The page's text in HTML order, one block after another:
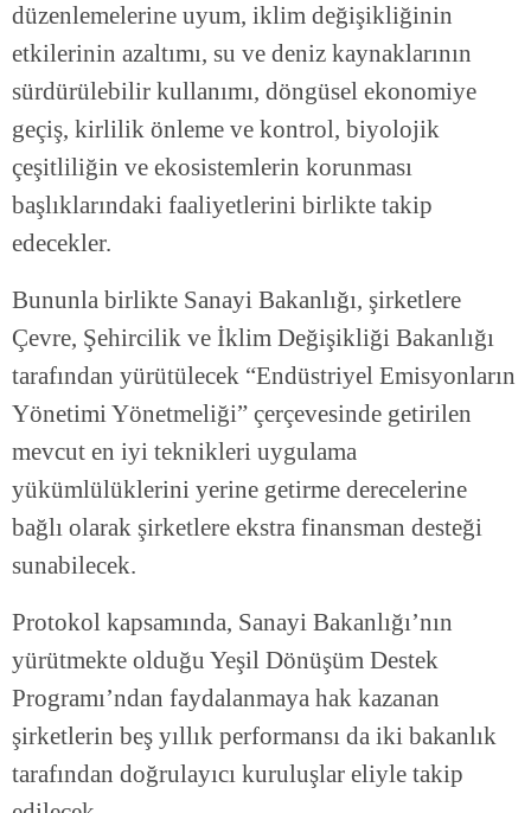
düzenlemelerine uyum, iklim değişikliğinin
etkilerinin azaltımı, su ve deniz kaynaklarının
sürdürülebilir kullanımı, döngüsel ekonomiye
geçiş, kirlilik önleme ve kontrol, biyolojik
çeşitliliğin ve ekosistemlerin korunması
başlıklarındaki faaliyetlerini birlikte takip
edecekler.
Bununla birlikte Sanayi Bakanlığı, şirketlere
Çevre, Şehircilik ve İklim Değişikliği Bakanlığı
tarafından yürütülecek “Endüstriyel Emisyonların
Yönetimi Yönetmeliği” çerçevesinde getirilen
mevcut en iyi teknikleri uygulama
yükümlülüklerini yerine getirme derecelerine
bağlı olarak şirketlere ekstra finansman desteği
sunabilecek.
Protokol kapsamında, Sanayi Bakanlığı’nın
yürütmekte olduğu Yeşil Dönüşüm Destek
Programı’ndan faydalanmaya hak kazanan
şirketlerin beş yıllık performansı da iki bakanlık
tarafından doğrulayıcı kuruluşlar eliyle takip